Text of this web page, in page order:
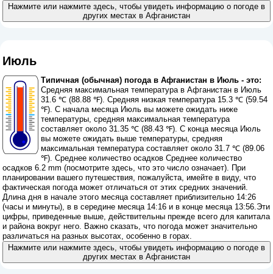
Нажмите или нажмите здесь, чтобы увидеть информацию о погоде в
других местах в Афганистан
Июль
Типичная (обычная) погода в Афганистан в Июль - это:
Средняя максимальная температура в Афганистан в Июль
31.6 ℃ (88.88 ℉). Средняя низкая температура 15.3 ℃ (59.54
℉). С начала месяца Июль вы можете ожидать ниже
температуры, средняя максимальная температура
составляет около 31.35 ℃ (88.43 ℉). С конца месяца Июль
вы можете ожидать выше температуры, средняя
максимальная температура составляет около 31.7 ℃ (89.06
℉). Среднее количество осадков Среднее количество
осадков 6.2 mm (посмотрите здесь, что это число означает). При
планировании вашего путешествия, пожалуйста, имейте в виду, что
фактическая погода может отличаться от этих средних значений.
Длина дня в начале этого месяца составляет приблизительно 14:26
(часы и минуты), в в середине месяца 14:16 и в конце месяца 13:56.Эти
цифры, приведенные выше, действительны прежде всего для капитала
и района вокруг него. Важно сказать, что погода может значительно
различаться на разных высотах, особенно в горах.
Нажмите или нажмите здесь, чтобы увидеть информацию о погоде в
других местах в Афганистан